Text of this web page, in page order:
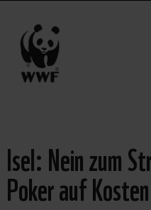
Isel: Nein zum
Poker auf